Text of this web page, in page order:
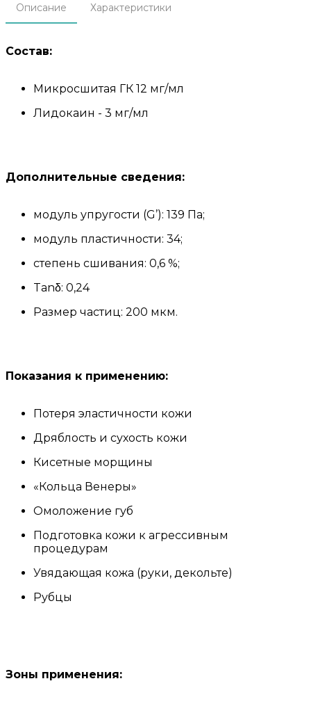
Описание Характеристики
Состав:
Микросшитая ГК 12 мг/мл
Лидокаин - 3 мг/мл
Дополнительные сведения:
модуль упругости (G’): 139 Па;
модуль пластичности: 34;
степень сшивания: 0,6 %;
Tanδ: 0,24
Размер частиц: 200 мкм.
Показания к применению:
Потеря эластичности кожи
Дряблость и сухость кожи
Кисетные морщины
«Кольца Венеры»
Омоложение губ
Подготовка кожи к агрессивным
процедурам
Увядающая кожа (руки, декольте)
Рубцы
Зоны применения: